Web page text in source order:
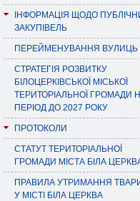
ІНФОРМАЦІЯ ЩОДО
ЗАКУПІВЕЛЬ
ПЕРЕЙМЕНУВАННЯ ВУЛИЦЬ
СТРАТЕГІЯ РОЗВИТКУ
БІЛОЦЕРКІВСЬКОЇ МІСЬКОЇ
ТЕРИТОРІАЛЬНОЇ ГРОМАДИ
ПЕРІОД ДО 2027 РОКУ
ПРОТОКОЛИ
СТАТУТ ТЕРИТОРІАЛЬНОЇ
ГРОМАДИ МІСТА БІЛА
ПРАВИЛА УТРИМАННЯ
У МІСТІ БІЛА ЦЕРКВА